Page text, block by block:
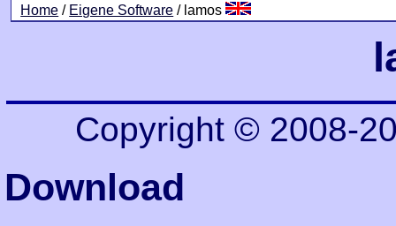
Home / Eigene Software / lamos
Copyright © 2008-
Download